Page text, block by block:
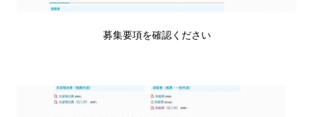
募集要項を確認ください